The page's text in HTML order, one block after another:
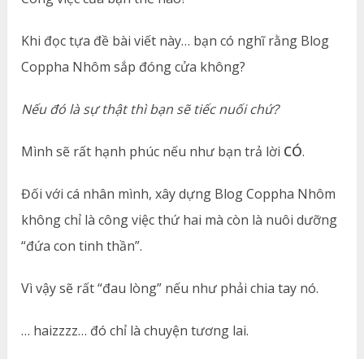
Khi đọc tựa đề bài viết này… bạn có nghĩ rằng Blog
Coppha Nhôm sắp đóng cửa không?
Nếu đó là sự thật thì bạn sẽ tiếc nuối chứ?
Mình sẽ rất hạnh phúc nếu như bạn trả lời CÓ.
Đối với cá nhân mình, xây dựng Blog Coppha Nhôm
không chỉ là công việc thứ hai mà còn là nuôi dưỡng
“đứa con tinh thần”.
Vì vậy sẽ rất “đau lòng” nếu như phải chia tay nó.
… haizzzz… đó chỉ là chuyện tương lai.